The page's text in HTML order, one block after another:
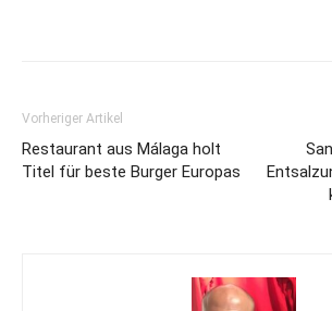
Vorheriger Artikel
Restaurant aus Málaga holt
Titel für beste Burger Europas